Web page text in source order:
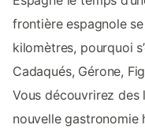
frontière espagnole
kilomètres, pourquoi
Cadaqués, Gérone,
Vous découvrirez des
nouvelle gastronomie